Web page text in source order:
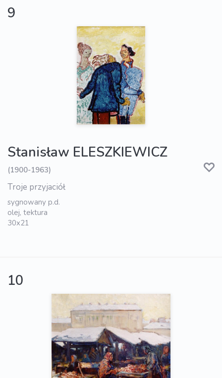
9
Stanisław ELESZKIEWICZ
(1900-1963)
Troje przyjaciół
sygnowany p.d.
olej, tektura
30x21
10